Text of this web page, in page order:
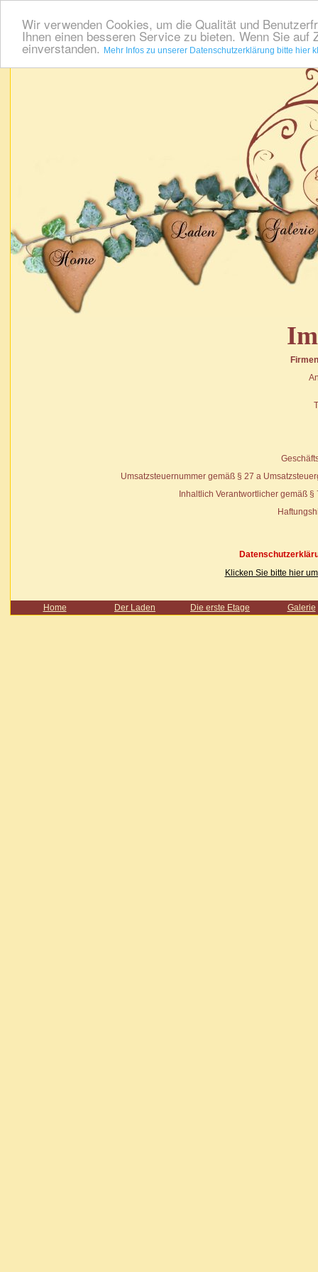
Wir verwenden Cookies, um die Qualität und
Ihnen einen besseren Service zu bieten. Wenn Sie
einverstanden. Mehr Infos zu unserer Datenschutzerklärung bitte hier
Umsatzsteuernummer gemäß § 27 a
Inhaltlich Verantwortlicher gemäß §
Klicken Sie bitte hier
Home Der Laden Die erste Etage Galerie